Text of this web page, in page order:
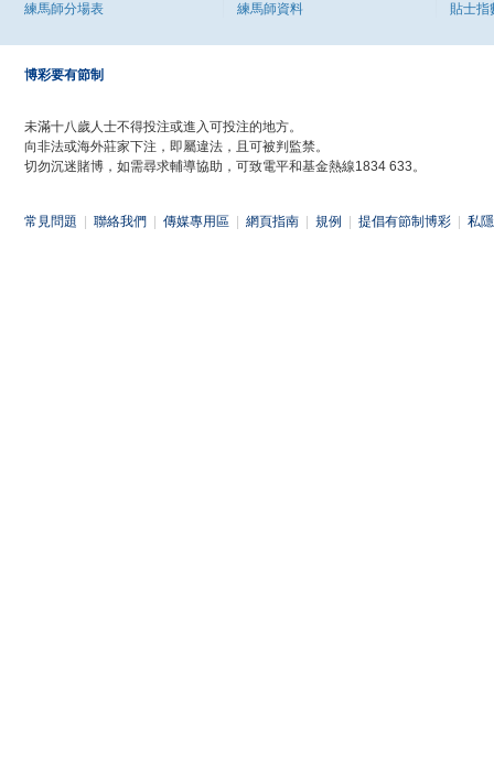
練馬師分場表
練馬師資料
貼士指
博彩要有節制
未滿十八歲人士不得投注或進入可投注的地方。
向非法或海外莊家下注，即屬違法，且可被判監禁。
切勿沉迷賭博，如需尋求輔導協助，可致電平和基金熱線1834 633。
常見問題 聯絡我們 傳媒專用區 網頁指南 規例 提倡有節制博彩 私